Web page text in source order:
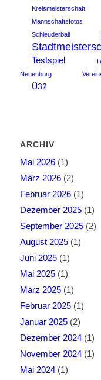
Kreismeisterschaft
Mannschaftsfotos
Schleuderball
Testspiel
Neuenburg
Ü32
ARCHIV
Mai 2026(1)
März 2026(2)
Februar 2026(1)
Dezember 2025(1)
September 2025(2)
August 2025(1)
Juni 2025(1)
Mai 2025(1)
März 2025(1)
Februar 2025(1)
Januar 2025(2)
Dezember 2024(1)
November 2024(1)
Mai 2024(1)